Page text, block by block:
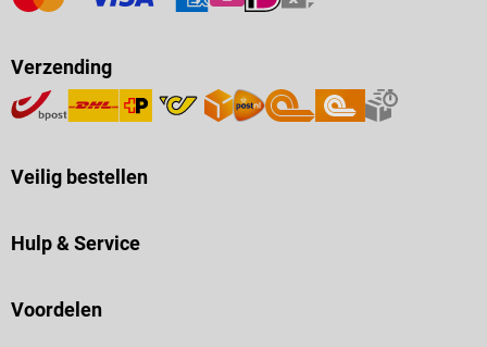
Verzending
Veilig bestellen
Hulp & Service
Voordelen